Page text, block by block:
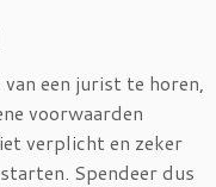
een jurist te horen,
voorwaarden
verplicht en zeker
Spendeer dus